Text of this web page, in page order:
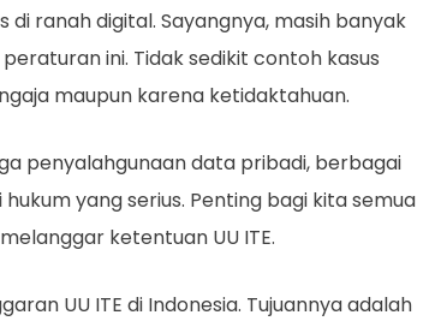
ranah digital. Sayangnya, masih banyak
ini. Tidak sedikit contoh kasus
maupun karena ketidaktahuan.
penyalahgunaan data pribadi, berbagai
yang serius. Penting bagi kita semua
ketentuan UU ITE.
UU ITE di Indonesia. Tujuannya adalah